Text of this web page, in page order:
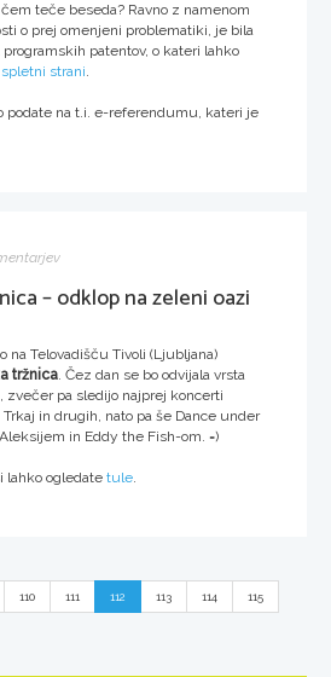
teče beseda? Ravno z namenom
o prej omenjeni problematiki, je bila
patentov, o kateri lahko
spletni strani.
podate na t.i. e-referendumu, kateri je
– odklop na zeleni oazi
na Telovadišču Tivoli (Ljubljana)
tržnica. Čez dan se bo odvijala vrsta
zvečer pa sledijo najprej koncerti
in drugih, nato pa še Dance under
in Eddy the Fish-om. =)
lahko ogledate tule.
110 111 112 113 114 115